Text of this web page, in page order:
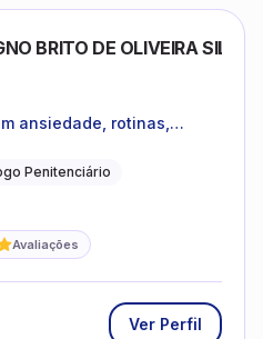
BRITO DE OLIVEIRA SILVA
ansiedade, rotinas,
comportamentais.
Penitenciário
Avaliações
Ver Perfil